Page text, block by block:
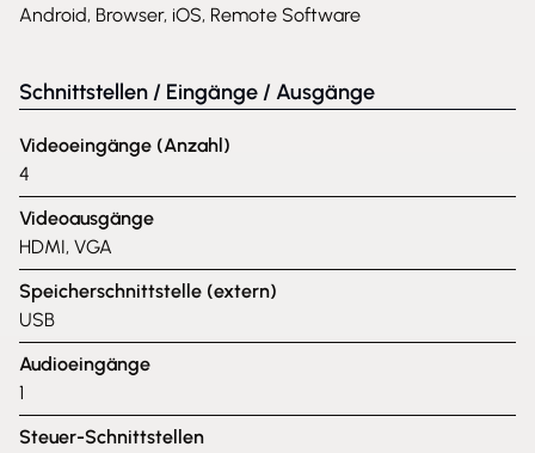
Android, Browser, iOS, Remote Software
Schnittstellen / Eingänge / Ausgänge
Videoeingänge (Anzahl)
4
Videoausgänge
HDMI, VGA
Speicherschnittstelle (extern)
USB
Audioeingänge
1
Steuer-Schnittstellen